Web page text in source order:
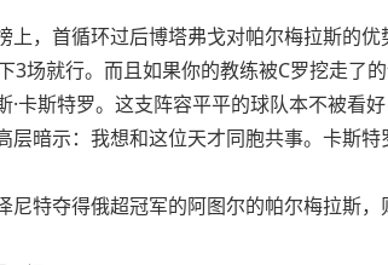
，首循环过后博塔弗戈对帕尔梅拉斯的
场就行。而且如果你的教练被C罗挖走了的
卡斯特罗。这支阵容平平的球队本不被看
层暗示：我想和这位天才同胞共事。卡斯
尼特夺得俄超冠军的阿图尔的帕尔梅拉斯